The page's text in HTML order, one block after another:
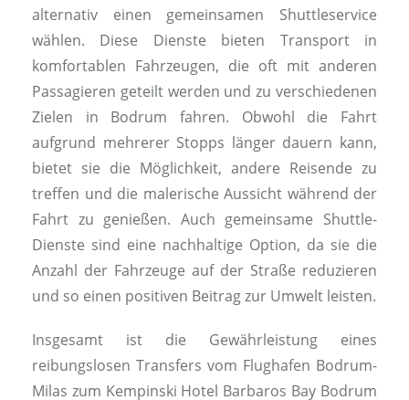
alternativ einen gemeinsamen Shuttleservice
wählen. Diese Dienste bieten Transport in
komfortablen Fahrzeugen, die oft mit anderen
Passagieren geteilt werden und zu verschiedenen
Zielen in Bodrum fahren. Obwohl die Fahrt
aufgrund mehrerer Stopps länger dauern kann,
bietet sie die Möglichkeit, andere Reisende zu
treffen und die malerische Aussicht während der
Fahrt zu genießen. Auch gemeinsame Shuttle-
Dienste sind eine nachhaltige Option, da sie die
Anzahl der Fahrzeuge auf der Straße reduzieren
und so einen positiven Beitrag zur Umwelt leisten.
Insgesamt ist die Gewährleistung eines
reibungslosen Transfers vom Flughafen Bodrum-
Milas zum Kempinski Hotel Barbaros Bay Bodrum